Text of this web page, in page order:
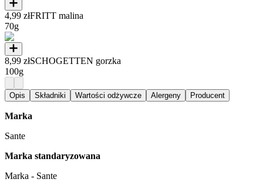
4,99 złFRITT malina
70g
8,99 złSCHOGETTEN gorzka
100g
Opis Składniki Wartości odżywcze Alergeny Producent
Marka
Sante
Marka standaryzowana
Marka - Sante